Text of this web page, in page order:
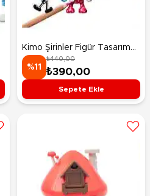
Kimo Şirinler Figür Tasarım
Seti
%11
₺440,00
₺390,00
Sepete Ekle